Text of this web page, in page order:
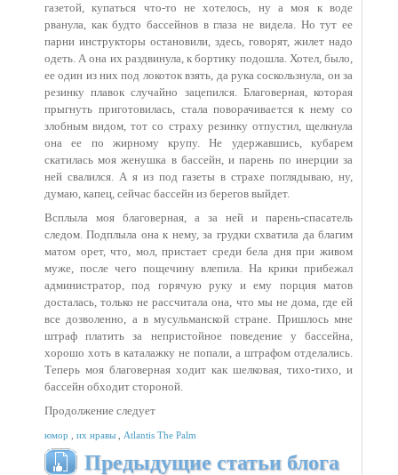
газетой, купаться что-то не хотелось, ну а моя к воде
рванула, как будто бассейнов в глаза не видела. Но тут ее
парни инструкторы остановили, здесь, говорят, жилет надо
одеть. А она их раздвинула, к бортику подошла. Хотел, было,
ее один из них под локоток взять, да рука соскользнула, он за
резинку плавок случайно зацепился. Благоверная, которая
прыгнуть приготовилась, стала поворачивается к нему со
злобным видом, тот со страху резинку отпустил, щелкнула
она ее по жирному крупу. Не удержавшись, кубарем
скатилась моя женушка в бассейн, и парень по инерции за
ней свалился. А я из под газеты в страхе поглядываю, ну,
думаю, капец, сейчас бассейн из берегов выйдет.
Всплыла моя благоверная, а за ней и парень-спасатель
следом. Подплыла она к нему, за грудки схватила да благим
матом орет, что, мол, пристает среди бела дня при живом
муже, после чего пощечину влепила. На крики прибежал
администратор, под горячую руку и ему порция матов
досталась, только не рассчитала она, что мы не дома, где ей
все дозволенно, а в мусульманской стране. Пришлось мне
штраф платить за непристойное поведение у бассейна,
хорошо хоть в каталажку не попали, а штрафом отделались.
Теперь моя благоверная ходит как шелковая, тихо-тихо, и
бассейн обходит стороной.
Продолжение следует
юмор их нравы Atlantis The Palm
Предыдущие статьи блога